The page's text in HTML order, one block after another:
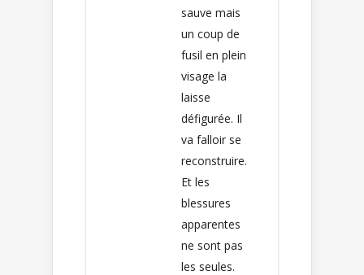
sauve mais
un coup de
fusil en plein
visage la
laisse
défigurée. Il
va falloir se
reconstruire.
Et les
blessures
apparentes
ne sont pas
les seules.